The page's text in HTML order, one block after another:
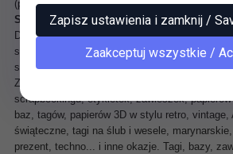
(produkowany bez chloru).
Substancje chemiczne
Do produkcji wykorzystano surowce, w
sklasyfikowanych jako rakotwórcze, mutagenne
szkodliwie na rozrodczość (CMR).
Zapraszamy do zapoznania się z naszą ofertą
scrapbookingu, etykietek, zawieszek,
baz, tagów, papierów 3D w stylu retro, vintage,
świąteczne, tagi na ślub i wesele,
prezent, techno... i inne okazje. Tagi, bazy,
Zaakceptuj wszystkie /